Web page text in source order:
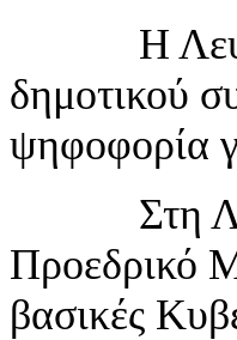
Η
δημοτικού
ψηφοφορία
Στη
Προεδρικό
βασικές